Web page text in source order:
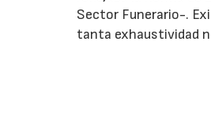
Sector Funerario-.
tanta exhaustividad